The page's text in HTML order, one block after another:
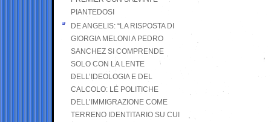
PIANTEDOSI
DE ANGELIS: “LA RISPOSTA DI
GIORGIA MELONI A PEDRO
SANCHEZ SI COMPRENDE
SOLO CON LA LENTE
DELL’IDEOLOGIA E DEL
CALCOLO: LE POLITICHE
DELL’IMMIGRAZIONE COME
TERRENO IDENTITARIO SU CUI